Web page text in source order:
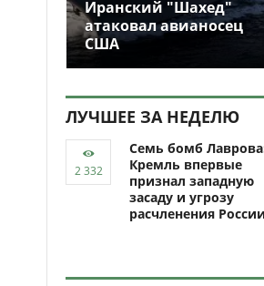
Иранский "Шахед"
атаковал авианосец
США
ЛУЧШЕЕ ЗА НЕДЕЛЮ
Семь бомб
Кремль впервые
признал западную
засаду и угрозу
расчленения России